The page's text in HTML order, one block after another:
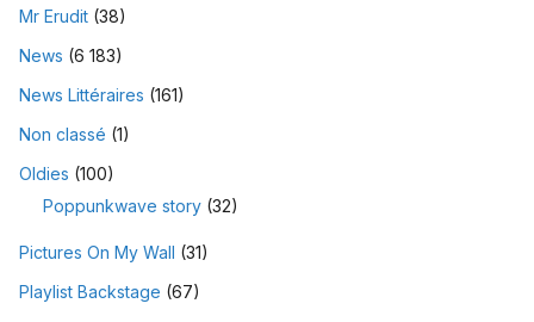
Mr Erudit (38)
News (6 183)
News Littéraires (161)
Non classé (1)
Oldies (100)
Poppunkwave story (32)
Pictures On My Wall (31)
Playlist Backstage (67)